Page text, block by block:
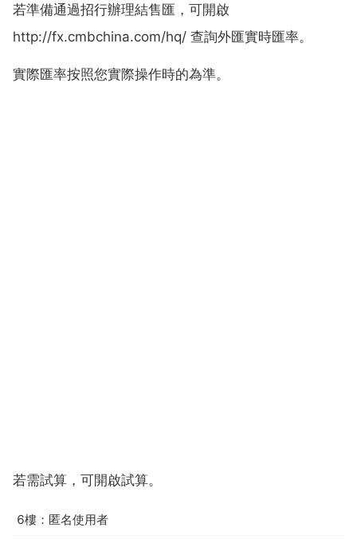
若準備通過招行辦理結售匯，可開啟
http://fx.cmbchina.com/hq/ 查詢外匯實時匯率。
實際匯率按照您實際操作時的為準。
若需試算，可開啟試算。
6樓：匿名使用者